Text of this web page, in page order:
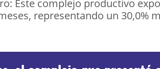
Este complejo productivo
representando un 30,0%